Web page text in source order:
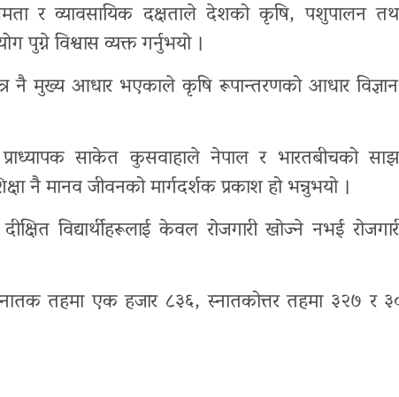
र व्यावसायिक दक्षताले देशको कृषि,पशुपालन
पुग्नेविश्वासव्यक्तगर्नुभयो ।
नैमुख्यआधार भएकालेकृषिरूपान्तरणकोआधारविज्ञान
प्राध्यापक साकेत कुसवाहाले नेपाल र भारतबीचको
नैमानवजीवनकोमार्गदर्शकप्रकाशहोभन्नुभयो ।
दीक्षित विद्यार्थीहरूलाई केवल रोजगारी खोज्ने नभई
तहमा एक हजार ८३६,स्नातकोत्तर तहमा ३२७ र